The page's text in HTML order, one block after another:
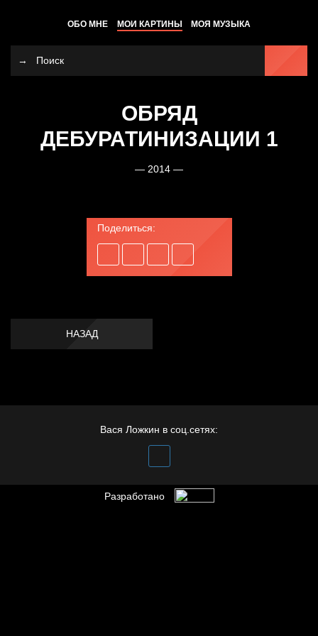
ОБО МНЕ МОИ КАРТИНЫ МОЯ МУЗЫКА
ОБРЯД
ДЕБУРАТИНИЗАЦИИ 1
— 2014 —
Поделиться:
НАЗАД
Вася Ложкин в соц.сетях:
Разработано